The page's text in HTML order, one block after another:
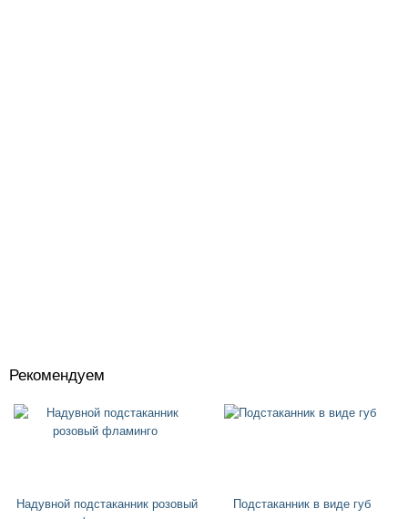
Костюмы
Круги
+
Рекомендуем
Надувной подстаканник розовый
Подстаканник в виде губ